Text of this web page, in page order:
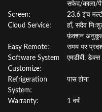
सफेद/काला/
Screen:
23.6 इंच
Cloud Service:
हाँ, सदैव
फ़ंक्शन
Easy Remote:
समय पर
Software System
Customize:
एमडीबी, डेक्स
Refrigeration
System:
पास होना
Warranty: 1 वर्ष